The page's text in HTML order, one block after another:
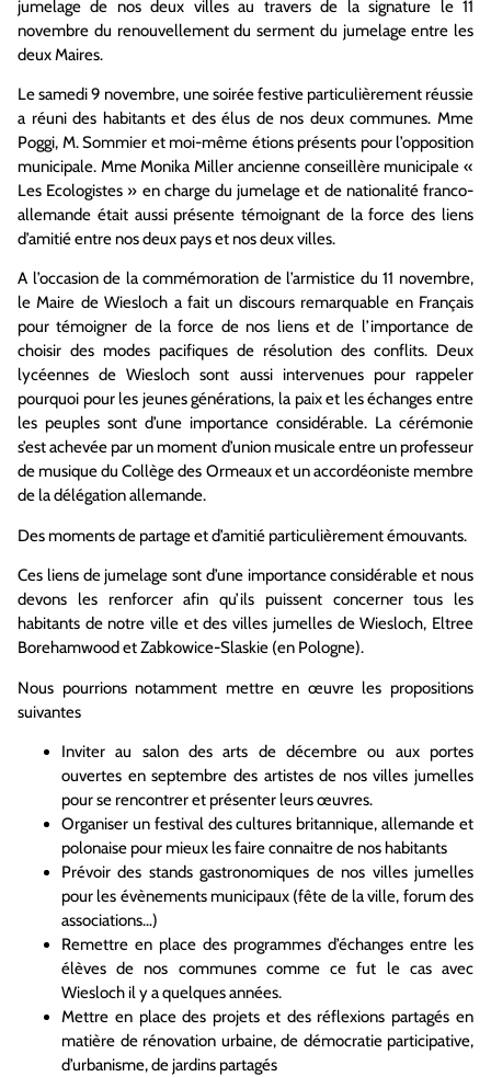
jumelage de nos deux villes au travers de la signature le 11
novembre du renouvellement du serment du jumelage entre les
deux Maires.
Le samedi 9 novembre, une soirée festive particulièrement réussie
a réuni des habitants et des élus de nos deux communes. Mme
Poggi, M. Sommier et moi-même étions présents pour l’opposition
municipale. Mme Monika Miller ancienne conseillère municipale «
Les Ecologistes » en charge du jumelage et de nationalité franco-
allemande était aussi présente témoignant de la force des liens
d’amitié entre nos deux pays et nos deux villes.
A l’occasion de la commémoration de l’armistice du 11 novembre,
le Maire de Wiesloch a fait un discours remarquable en Français
pour témoigner de la force de nos liens et de l’importance de
choisir des modes pacifiques de résolution des conflits. Deux
lycéennes de Wiesloch sont aussi intervenues pour rappeler
pourquoi pour les jeunes générations, la paix et les échanges entre
les peuples sont d’une importance considérable. La cérémonie
s’est achevée par un moment d’union musicale entre un professeur
de musique du Collège des Ormeaux et un accordéoniste membre
de la délégation allemande.
Des moments de partage et d’amitié particulièrement émouvants.
Ces liens de jumelage sont d’une importance considérable et nous
devons les renforcer afin qu’ils puissent concerner tous les
habitants de notre ville et des villes jumelles de Wiesloch, Eltree
Borehamwood et Zabkowice-Slaskie (en Pologne).
Nous pourrions notamment mettre en œuvre les propositions
suivantes
Inviter au salon des arts de décembre ou aux portes
ouvertes en septembre des artistes de nos villes jumelles
pour se rencontrer et présenter leurs œuvres.
Organiser un festival des cultures britannique, allemande et
polonaise pour mieux les faire connaitre de nos habitants
Prévoir des stands gastronomiques de nos villes jumelles
pour les évènements municipaux (fête de la ville, forum des
associations…)
Remettre en place des programmes d’échanges entre les
élèves de nos communes comme ce fut le cas avec
Wiesloch il y a quelques années.
Mettre en place des projets et des réflexions partagés en
matière de rénovation urbaine, de démocratie participative,
d’urbanisme, de jardins partagés